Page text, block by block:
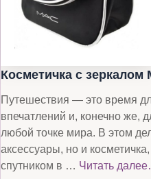
Косметичка с
Путешествия — это время
впечатлений и, конечно же,
любой точке мира. В этом
аксессуары, но и
спутником в … Читать